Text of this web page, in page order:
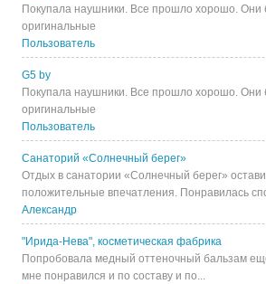
Покупала наушники. Все прошло хорошо. Они
оригинальные
Пользователь
G5 by
Покупала наушники. Все прошло хорошо. Они
оригинальные
Пользователь
Санаторий «Солнечный берег»
Отдых в санатории «Солнечный берег»
положительные впечатления. Понравилась
Александр
"Ирида-Нева", косметическая фабрика
Попробовала медный оттеночный бальзам
мне понравился и по составу и по...